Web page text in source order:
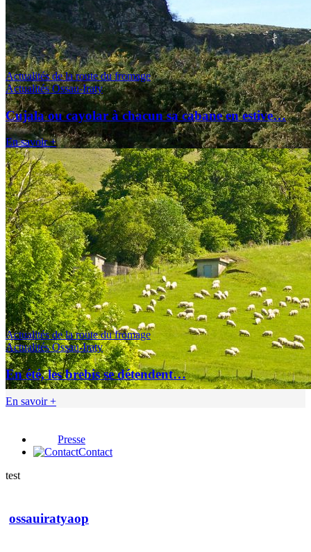
Actualités de la route du fromage
Actualités Ossau-Iraty
Cujala ou cayolar à chacun sa cabane en estive…
En savoir +
Actualités de la route du fromage
Actualités Ossau-Iraty
En été, les brebis se détendent…
En savoir +
Presse
Contact
test
ossauiratyaop